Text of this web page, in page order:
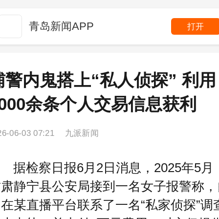
青岛新闻APP 打开
警内鬼搭上“私人侦探” 利用
余条个人交易信息获利
06-03 07:21 九派新闻
据检察日报6月2日消息，2025年5月
静宁县公安局接到一名女子报警称，
某直播平台联系了一名“私家侦探”调